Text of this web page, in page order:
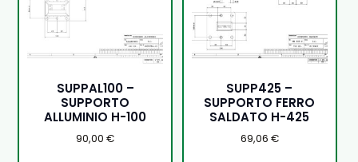
SUPPAL100 –
SUPPORTO
ALLUMINIO H-100
90,00€
SUPP425 –
SUPPORTO FERRO
SALDATO H-425
69,06 €